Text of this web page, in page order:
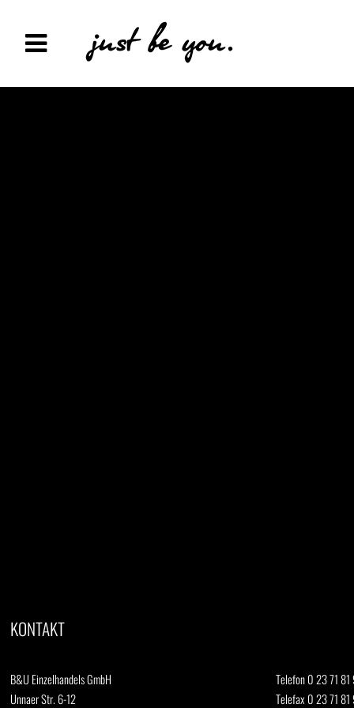
KONTAKT
B&U Einzelhandels GmbH
Unnaer Str. 6-12
Telefon 0 23 71
Telefax 0 23 71